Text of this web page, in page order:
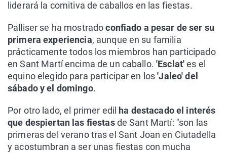
liderará la comitiva de caballos en las fiestas.
Palliser se ha mostradoconfiado a pesar de ser su
primera experiencia, aunque en su familia
prácticamente todos los miembros han participado
en Sant Martí encima de un caballo.'Esclat'es el
equino elegido para participar en los'Jaleo' del
sábado y el domingo.
Por otro lado, el primer edil ha destacado el interés
que despiertan las fiestasde Sant Martí: "son las
primeras del verano tras el Sant Joan en Ciutadella
y acostumbran a ser unas fiestas con mucha